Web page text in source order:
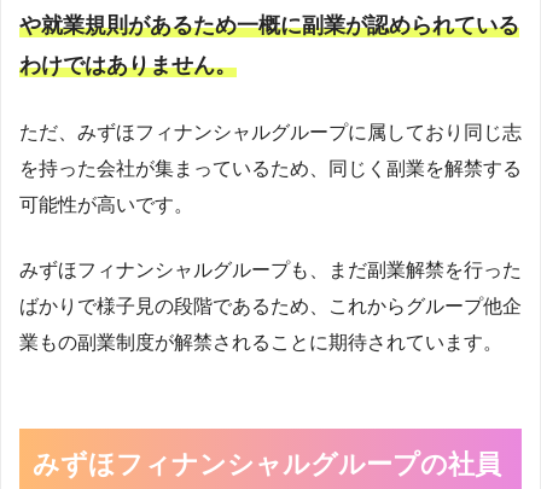
や就業規則があるため一概に副業が認められている
わけではありません。
ただ、みずほフィナンシャルグループに属しており同じ志
を持った会社が集まっているため、同じく副業を解禁する
可能性が高いです。
みずほフィナンシャルグループも、まだ副業解禁を行った
ばかりで様子見の段階であるため、これからグループ他企
業もの副業制度が解禁されることに期待されています。
みずほフィナンシャルグループの社員